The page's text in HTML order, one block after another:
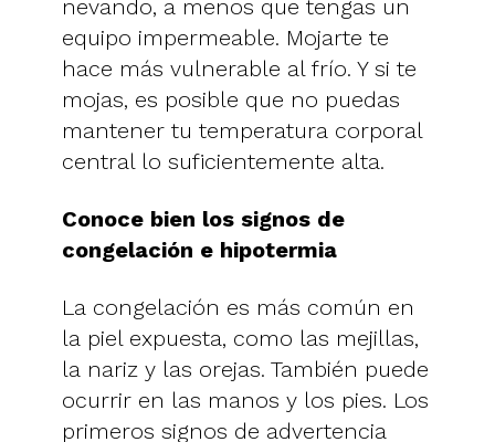
nevando, a menos que tengas un
equipo impermeable. Mojarte te
hace más vulnerable al frío. Y si te
mojas, es posible que no puedas
mantener tu temperatura corporal
central lo suficientemente alta.
Conoce bien los signos de
congelación e hipotermia
La congelación es más común en
la piel expuesta, como las mejillas,
la nariz y las orejas. También puede
ocurrir en las manos y los pies. Los
primeros signos de advertencia